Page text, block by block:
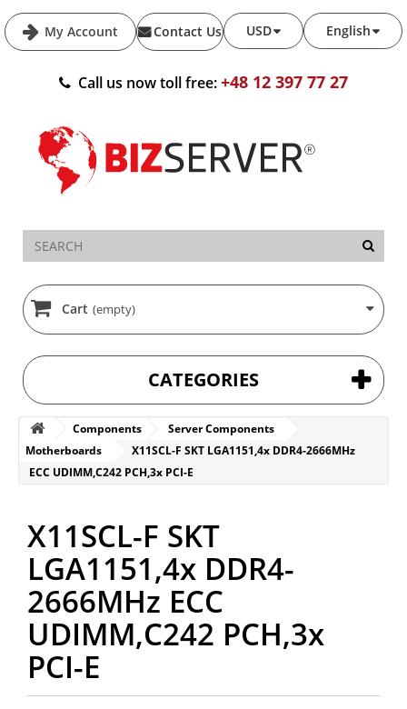
My Account English
USD
Contact Us
Call us now toll free:+48 12 397 77 27
Cart (empty)
CATEGORIES
Components
Server Components
Motherboards
X11SCL-F SKT LGA1151,4x DDR4-2666MHz
ECC UDIMM,C242 PCH,3x PCI-E
X11SCL-F SKT
LGA1151,4x DDR4-
2666MHz ECC
UDIMM,C242 PCH,3x
PCI-E